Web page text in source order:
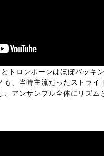
トロンボーンはほぼバッキ
も、当時主流だったストラ
、アンサンブル全体にリズム